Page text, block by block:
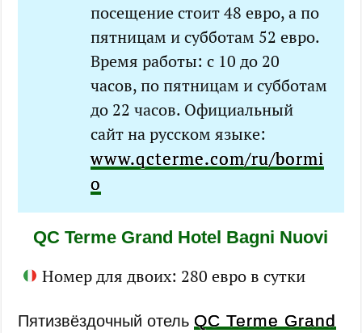
посещение стоит 48 евро, а по
пятницам и субботам 52 евро.
Время работы: c 10 до 20
часов, по пятницам и субботам
до 22 часов. Официальный
сайт на русском языке:
www.qcterme.com/ru/bormi
o
QC Terme Grand Hotel Bagni Nuovi
Номер для двоих: 280 евро в сутки
Пятизвёздочный отель QC Terme Grand